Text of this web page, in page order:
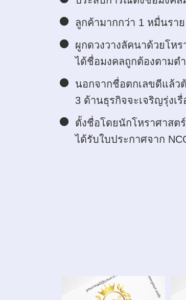
ลูกค้ามากกว่า 1 หมื่นราย
ผูกดวงวางลัคนาด้วยโห
ได้ชื่อมงคลถูกต้องตามต
นอกจากชื่อตกเลขดีแล้ว
3 ด้านธุรกิจจะเจริญรุ่งเรื่
ตั้งชื่อโดยนักโหราศาสต
ได้รับใบประกาศจาก